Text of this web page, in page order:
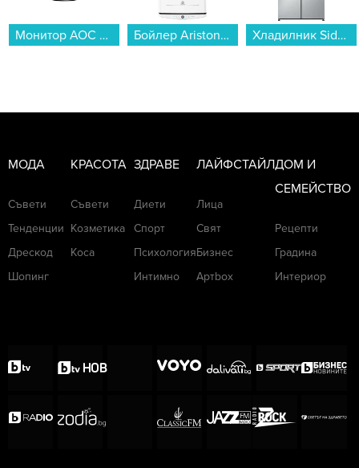
Монитор AOC 24B3HA2 , 23.80... Бойлер Ariston VELIS PRO 80 , 1,5/1,5 , 65 , B , Вертикален... Хладилник Side-by-Side Xiaomi MIJIA MRC50ESSMPAEU , 502 l, E , No Frost , Сребрист...
МОДА
Съвети
Тенденции
Дрескод
Шопинг
КРАСОТА
Съвети
Козметика
Коса
ЗДРАВЕ
Диети
Спорт
Психология
Интимно
ЛАЙФСТАЙЛ
Лица
Свят
Бизнес
Артbox
ДОМ И
СЕМЕЙСТВО
Рецепти
Градина
Интериор